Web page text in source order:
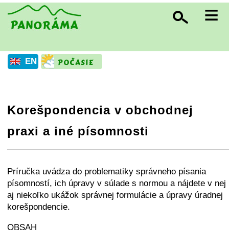
≡
EN
Korešpondencia v obchodnej
praxi a iné písomnosti
+ − ⛶
Príručka uvádza do problematiky správneho písania
písomností, ich úpravy v súlade s normou a nájdete v nej
aj niekoľko ukážok správnej formulácie a úpravy úradnej
korešpondencie.
OBSAH